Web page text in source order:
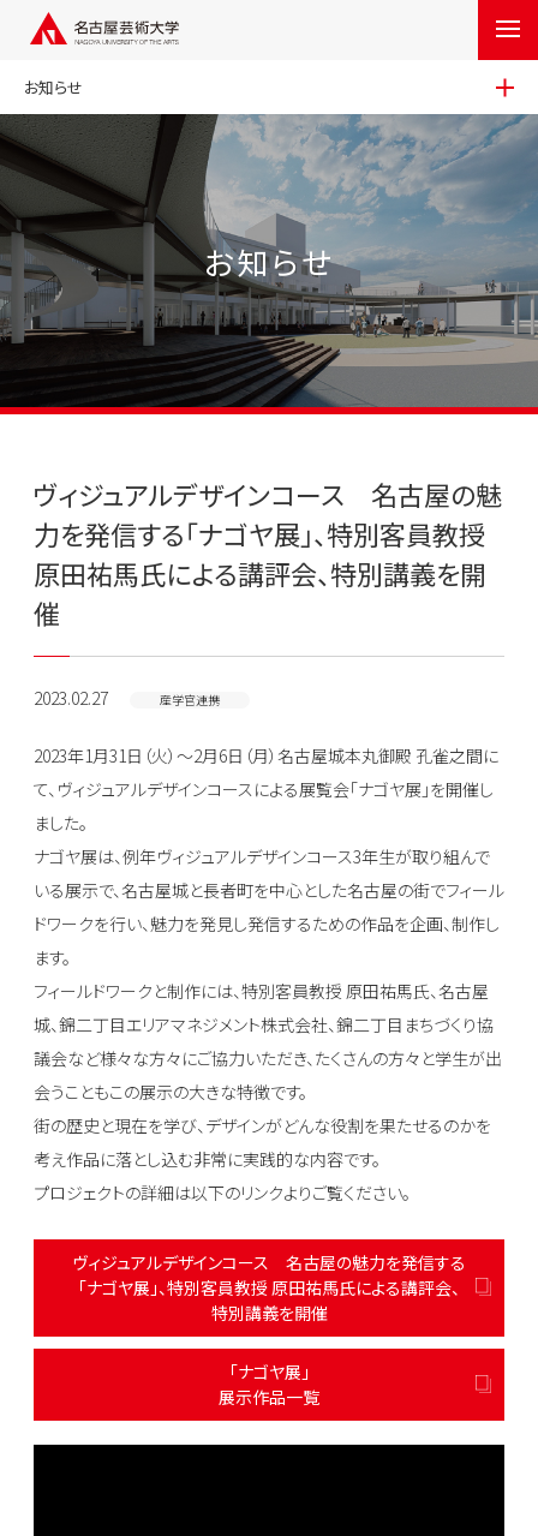
お知らせ
お知らせ
ヴィジュアルデザインコース 名古屋の魅
力を発信する「ナゴヤ展」、特別客員教授
原田祐馬氏による講評会、特別講義を開
催
2023.02.27 産学官連携
2023年1月31日（火）～2月6日（月）名古屋城本丸御殿 孔雀之間に
て、ヴィジュアルデザインコースによる展覧会「ナゴヤ展」を開催し
ました。
ナゴヤ展は、例年ヴィジュアルデザインコース3年生が取り組んで
いる展示で、名古屋城と長者町を中心とした名古屋の街でフィール
ドワークを行い、魅力を発見し発信するための作品を企画、制作し
ます。
フィールドワークと制作には、特別客員教授 原田祐馬氏、名古屋
城、錦二丁目エリアマネジメント株式会社、錦二丁目まちづくり協
議会など様々な方々にご協力いただき、たくさんの方々と学生が出
会うこともこの展示の大きな特徴です。
街の歴史と現在を学び、デザインがどんな役割を果たせるのかを
考え作品に落とし込む非常に実践的な内容です。
プロジェクトの詳細は以下のリンクよりご覧ください。
ヴィジュアルデザインコース 名古屋の魅力を発信する
「ナゴヤ展」、特別客員教授 原田祐馬氏による講評会、
特別講義を開催
「ナゴヤ展」
展示作品一覧